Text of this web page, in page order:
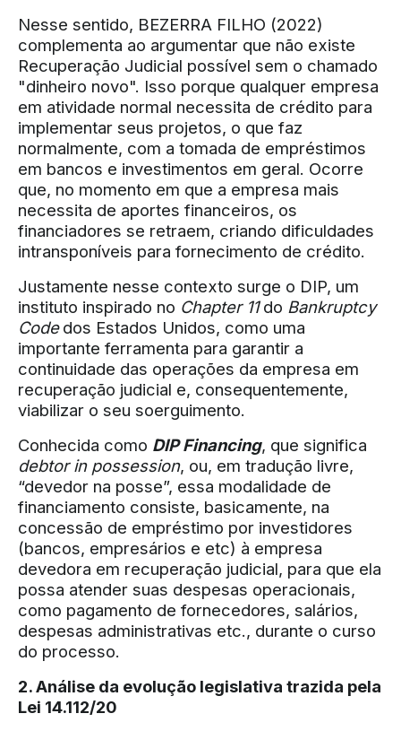
Nesse sentido, BEZERRA FILHO (2022)
complementa ao argumentar que não existe
Recuperação Judicial possível sem o chamado
"dinheiro novo". Isso porque qualquer empresa
em atividade normal necessita de crédito para
implementar seus projetos, o que faz
normalmente, com a tomada de empréstimos
em bancos e investimentos em geral. Ocorre
que, no momento em que a empresa mais
necessita de aportes financeiros, os
financiadores se retraem, criando dificuldades
intransponíveis para fornecimento de crédito.
Justamente nesse contexto surge o DIP, um
instituto inspirado no Chapter 11do Bankruptcy
Code dos Estados Unidos, como uma
importante ferramenta para garantir a
continuidade das operações da empresa em
recuperação judicial e, consequentemente,
viabilizar o seu soerguimento.
Conhecida como DIP Financing, que significa
debtor in possession, ou, em tradução livre,
“devedor na posse”, essa modalidade de
financiamento consiste, basicamente, na
concessão de empréstimo por investidores
(bancos, empresários e etc) à empresa
devedora em recuperação judicial, para que ela
possa atender suas despesas operacionais,
como pagamento de fornecedores, salários,
despesas administrativas etc., durante o curso
do processo.
2. Análise da evolução legislativa trazida pela
Lei 14.112/20